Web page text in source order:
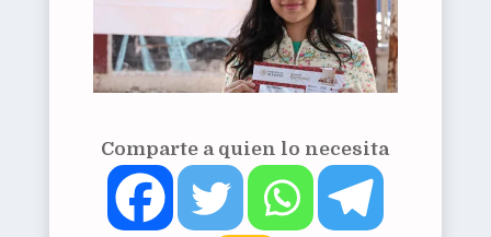
Comparte a quien lo necesita